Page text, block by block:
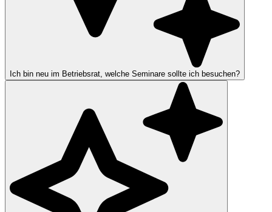
Ich bin neu im Betriebsrat, welche Seminare sollte ich besuchen?